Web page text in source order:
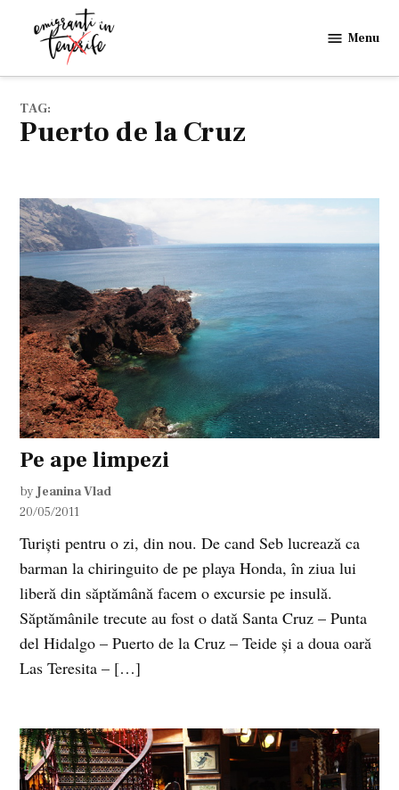
in
Menu
TAG:
Puerto de la Cruz
Pe ape limpezi
by Jeanina Vlad
20/05/2011
Turiști pentru o zi, din nou. De cand Seb lucrează ca
barman la chiringuito de pe playa Honda, în ziua lui
liberă din săptămână facem o excursie pe insulă.
Săptămânile trecute au fost o dată Santa Cruz – Punta
del Hidalgo – Puerto de la Cruz – Teide și a doua oară
Las Teresita – […]